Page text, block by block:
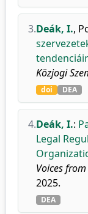
3.Deák, I.,
Közjogi
doi DEA
4.Deák, I.:
Legal
Voices
2025.
DEA